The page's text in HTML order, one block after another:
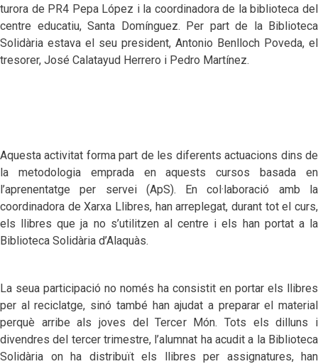
turora de PR4 Pepa López i la coordinadora de la biblioteca del
centre educatiu, Santa Domínguez. Per part de la Biblioteca
Solidària estava el seu president, Antonio Benlloch Poveda, el
tresorer, José Calatayud Herrero i Pedro Martínez.
Aquesta activitat forma part de les diferents actuacions dins de
la metodologia emprada en aquests cursos basada en
l’aprenentatge per servei (ApS). En col·laboració amb la
coordinadora de Xarxa Llibres, han arreplegat, durant tot el curs,
els llibres que ja no s’utilitzen al centre i els han portat a la
Biblioteca Solidària d’Alaquàs.
La seua participació no només ha consistit en portar els llibres
per al reciclatge, sinó també han ajudat a preparar el material
perquè arribe als joves del Tercer Món. Tots els dilluns i
divendres del tercer trimestre, l’alumnat ha acudit a la Biblioteca
Solidària on ha distribuït els llibres per assignatures, han